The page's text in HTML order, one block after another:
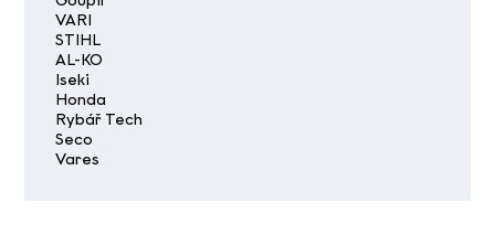
VARI
STIHL
AL-KO
Iseki
Honda
Rybář Tech
Seco
Vares